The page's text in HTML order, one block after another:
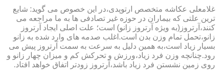
غلامعلی عکاشه متخصص ارتوپدی،در این خصوص می گوید: شایع
ترین علتی که بیماران در حوزه غیر تصادفی ها به ما مراجعه می
کنند،آرتروز(به ویژه آرتروز زانو) است؛ علت اصلی ایجاد آرتروز
زانو،تحمل تمام وزن بدن است.اغلب صدمه های وارد شده به زانو
بسیار زیاد است،به همین دلیل به سرعت به سمت آرتروز پیش می
رود.چنانچه وزن فرد زیاد،ورزش و تحرکش کم و میزان چهار زانو و
روی زمین نشستن فرد زیاد باشد،آرتروز زودتر اتفاق خواهد افتاد.